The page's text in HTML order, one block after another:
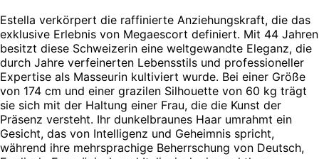
Estella verkörpert die raffinierte Anziehungskraft, die das
exklusive Erlebnis von Megaescort definiert. Mit 44 Jahren
besitzt diese Schweizerin eine weltgewandte Eleganz, die
durch Jahre verfeinerten Lebensstils und professioneller
Expertise als Masseurin kultiviert wurde. Bei einer Größe
von 174 cm und einer grazilen Silhouette von 60 kg trägt
sie sich mit der Haltung einer Frau, die die Kunst der
Präsenz versteht. Ihr dunkelbraunes Haar umrahmt ein
Gesicht, das von Intelligenz und Geheimnis spricht,
während ihre mehrsprachige Beherrschung von Deutsch,